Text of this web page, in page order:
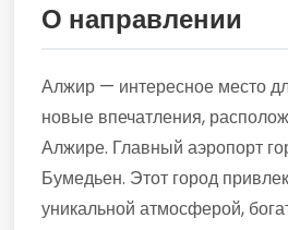
О направлении
Алжир — интересное место
новые впечатления,
Алжире. Главный аэропорт
Бумедьен. Этот город
уникальной атмосферой,